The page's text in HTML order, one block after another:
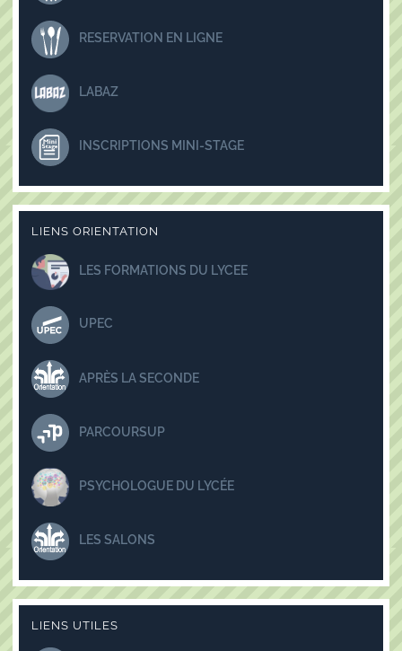
RESERVATION EN LIGNE
LABAZ
INSCRIPTIONS MINI-STAGE
LIENS ORIENTATION
LES FORMATIONS DU LYCEE
UPEC
APRÈS LA SECONDE
PARCOURSUP
PSYCHOLOGUE DU LYCÉE
LES SALONS
LIENS UTILES